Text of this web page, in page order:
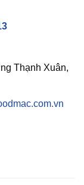
Thạnh Xuân,